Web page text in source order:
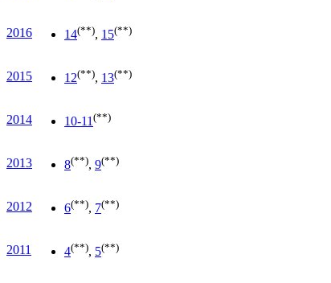
2016 14(**), 15(**)
2015 12(**), 13(**)
2014 10-11 (**)
2013 8(**), 9(**)
2012 6(**), 7(**)
2011 4(**), 5(**)